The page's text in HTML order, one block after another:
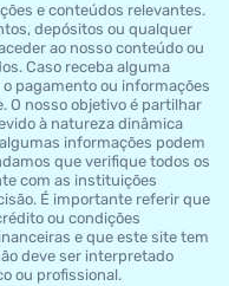
e conteúdos relevantes.
depósitos ou qualquer
ao nosso conteúdo ou
Caso receba alguma
pagamento ou informações
O nosso objetivo é partilhar
à natureza dinâmica
informações podem
que verifique todos os
com as instituições
É importante referir que
ou condições
e que este site tem
deve ser interpretado
ou profissional.